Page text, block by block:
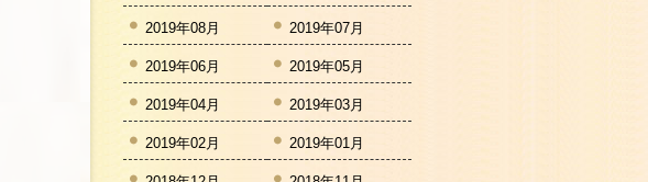
2019年08月 2019年07月
2019年06月 2019年05月
2019年04月 2019年03月
2019年02月 2019年01月